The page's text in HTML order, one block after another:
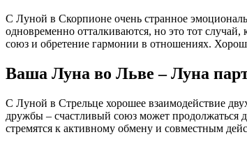
С Луной в Скорпионе очень странное
одновременно отталкиваются, но это тот
союз и обретение гармонии в отношениях.
Ваша Луна во Льве – Луна
С Луной в Стрельце хорошее взаимодействие
дружбы – счастливый союз может продолжаться
стремятся к активному обмену и совместным